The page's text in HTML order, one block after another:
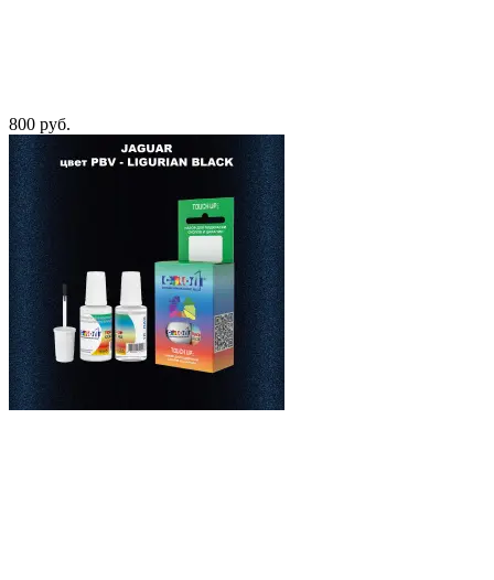
800 руб.